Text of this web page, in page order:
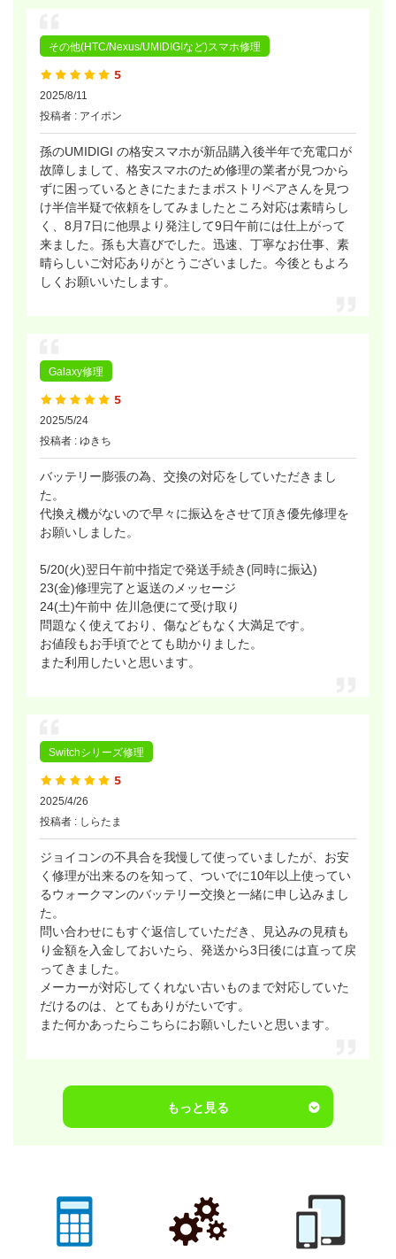
その他(HTC/Nexus/UMIDIGIなど)スマホ修理
2025/8/11
投稿者 : アイポン
孫のUMIDIGI の格安スマホが新品購入後半年で充電口が
故障しまして、格安スマホのため修理の業者が見つから
ずに困っているときにたまたまポストリペアさんを見つ
け半信半疑で依頼をしてみましたところ対応は素晴らし
く、8月7日に他県より発注して9日午前には仕上がって
来ました。孫も大喜びでした。迅速、丁寧なお仕事、素
晴らしいご対応ありがとうございました。今後ともよろ
しくお願いいたします。
Galaxy修理
2025/5/24
投稿者 : ゆきち
バッテリー膨張の為、交換の対応をしていただきまし
た。
代換え機がないので早々に振込をさせて頂き優先修理を
お願いしました。
5/20(火)翌日午前中指定で発送手続き(同時に振込)
23(金)修理完了と返送のメッセージ
24(土)午前中 佐川急便にて受け取り
問題なく使えており、傷などもなく大満足です。
お値段もお手頃でとても助かりました。
また利用したいと思います。
Switchシリーズ修理
2025/4/26
投稿者 : しらたま
ジョイコンの不具合を我慢して使っていましたが、お安
く修理が出来るのを知って、ついでに10年以上使ってい
るウォークマンのバッテリー交換と一緒に申し込みまし
た。
問い合わせにもすぐ返信していただき、見込みの見積も
り金額を入金しておいたら、発送から3日後には直って戻
ってきました。
メーカーが対応してくれない古いものまで対応していた
だけるのは、とてもありがたいです。
また何かあったらこちらにお願いしたいと思います。
もっと見る